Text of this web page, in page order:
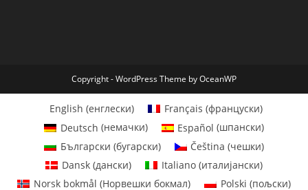
Copyright - WordPress Theme by OceanWP
English (енглески) Français (француски)
Deutsch (немачки) Español (шпански)
Български (бугарски) Čeština (чешки)
Dansk (дански) Italiano(италијански)
Norsk bokmål (Норвешки бокмал) Polski (пољски)